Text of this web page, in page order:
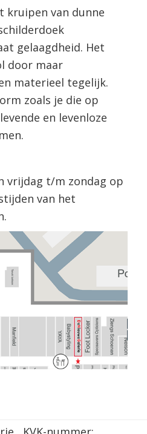
kruipen van dunne
gelaagdheid. Het
door maar
materieel tegelijk.
zoals je die op
en levenloze
vrijdag t/m zondag op
van het